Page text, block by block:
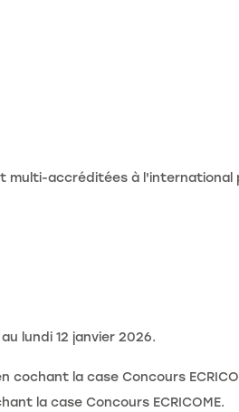
multi-accréditées à l'international
lundi 12 janvier 2026.
cochant la case Concours
la case Concours ECRICOME.